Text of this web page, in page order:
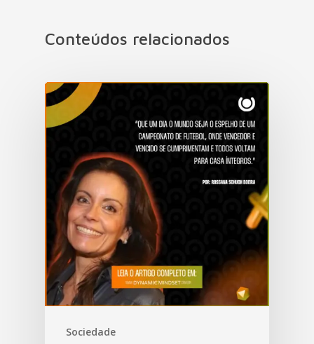
Conteúdos relacionados
Sociedade